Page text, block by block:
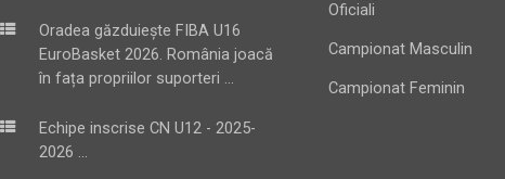
Oradea găzduiește FIBA U16
EuroBasket 2026. România joacă
în fața propriilor suporteri ...
Echipe inscrise CN U12 - 2025-
2026 ...
Oficiali
Campionat Masculin
Campionat Feminin